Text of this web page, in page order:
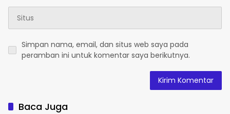
Simpan nama, email, dan situs web saya pada
peramban ini untuk komentar saya berikutnya.
Baca Juga